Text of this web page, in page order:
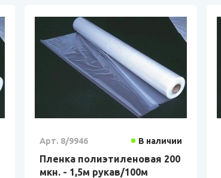
Арт. 8/9946 В наличии
Пленка полиэтиленовая 200
мкн. - 1,5м рукав/100м